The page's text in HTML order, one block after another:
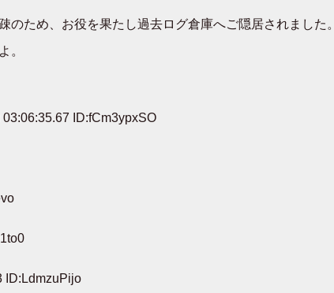
ため、お役を果たし過去ログ倉庫へご隠居されました。
。
ID:fCm3ypxSO
ID:LdmzuPijo